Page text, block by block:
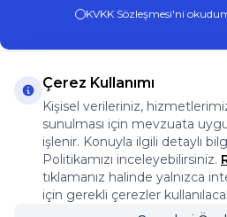
KVKK Sözleşmesi'ni
App StorePlay Store
FacebookInstagram
Önemli Bilgiler
Önemli Bilgiler
Hızlı Erişim
Çerez Kullanımı
Kişisel verileriniz,
sunulması için mevzuata
işlenir. Konuyla ilgili detaylı
Politikamızı inceleyebilirsiniz.
tıklamanız halinde yalnızca
için gerekli çerezler